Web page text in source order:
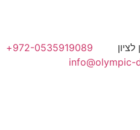
972-0535919089+